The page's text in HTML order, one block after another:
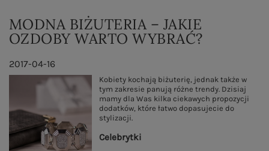
MODNA BIŻUTERIA – JAKIE
OZDOBY WARTO WYBRAĆ?
2017-04-16
Kobiety kochają biżuterię, jednak także w
tym zakresie panują różne trendy. Dzisiaj
mamy dla Was kilka ciekawych propozycji
dodatków, które łatwo dopasujecie do
stylizacji.
Celebrytki